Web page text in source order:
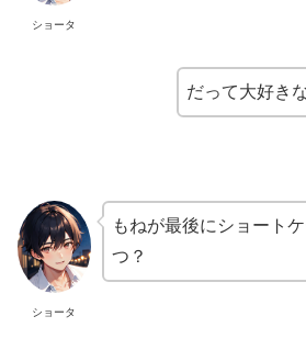
ショータ
だって大好き
ショータ
もねが最後にショート
つ？